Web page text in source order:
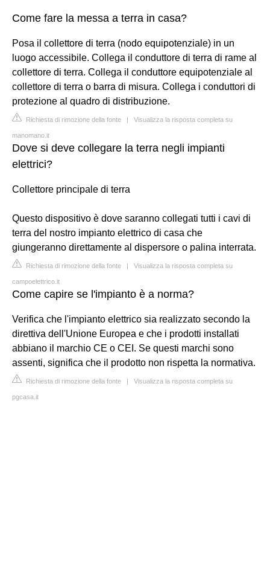
Come fare la messa a terra in casa?
Posa il collettore di terra (nodo equipotenziale) in un
luogo accessibile. Collega il conduttore di terra di rame al
collettore di terra. Collega il conduttore equipotenziale al
collettore di terra o barra di misura. Collega i conduttori di
protezione al quadro di distribuzione.
Richiesta di rimozione della fonte | Visualizza la risposta completa su
manomano.it
Dove si deve collegare la terra negli impianti
elettrici?
Collettore principale di terra
Questo dispositivo è dove saranno collegati tutti i cavi di
terra del nostro impianto elettrico di casa che
giungeranno direttamente al dispersore o palina interrata.
Richiesta di rimozione della fonte | Visualizza la risposta completa su
campoelettrico.it
Come capire se l'impianto è a norma?
Verifica che l'impianto elettrico sia realizzato secondo la
direttiva dell'Unione Europea e che i prodotti installati
abbiano il marchio CE o CEI. Se questi marchi sono
assenti, significa che il prodotto non rispetta la normativa.
Richiesta di rimozione della fonte | Visualizza la risposta completa su
pgcasa.it